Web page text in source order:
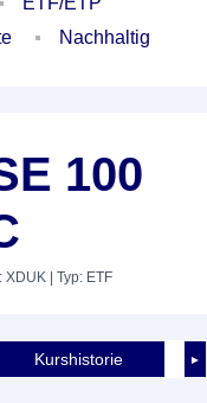
Nachhaltig
100
XDUK | Typ: ETF
►
Kurshistorie